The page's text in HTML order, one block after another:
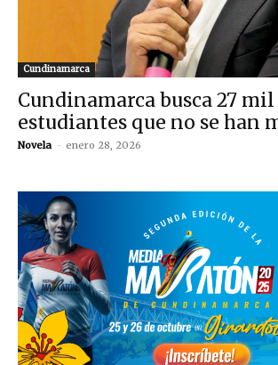
Cundinamarca
Cundinamarca busca 27 mil
estudiantes que no se han
Novela - enero 28, 2026